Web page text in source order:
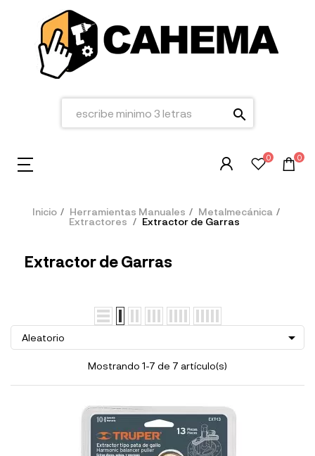
search
0 0
Inicio Herramientas Manuales
Metalmecánica
Extractores
Extractor de Garras
Extractor de Garras
Aleatorio 
Mostrando 1-7 de 7 artículo(s)